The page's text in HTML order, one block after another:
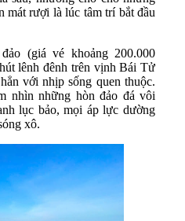
mát rượi là lúc tâm trí bắt đầu
(giá vé khoảng 200.000
lênh đênh trên vịnh Bái Tử
với nhịp sống quen thuộc.
nhìn những hòn đảo đá vôi
lục bảo, mọi áp lực dường
xô.